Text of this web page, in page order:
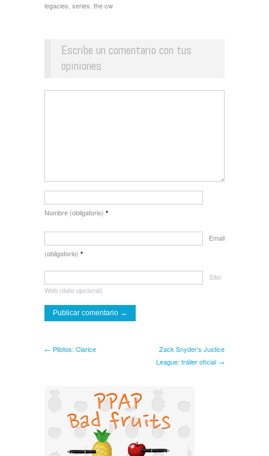
legacies, series, the cw
Escribe un comentario con tus
opiniones
Nombre (obligatorio) *
Email
(obligatorio) *
Sitio
Web (dato opcional)
← Pilotos: Clarice
Zack Snyder’s Justice
League: tráiler oficial →